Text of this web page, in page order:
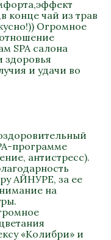
конце чай из трав
Огромное
SPA салона
здоровья
и удачи во
программе
антистресс).
АЙНУРЕ, за ее
на
«Колибри» и